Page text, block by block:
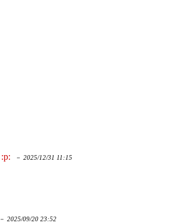
:p: － 2025/12/31 11:15
－ 2025/09/20 23:52